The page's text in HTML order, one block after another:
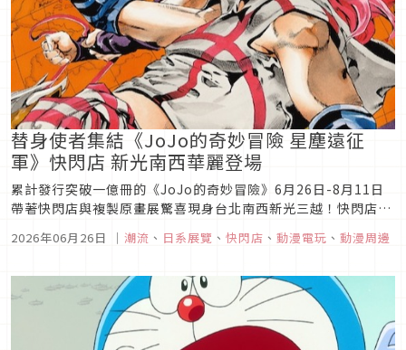
替身使者集結《JoJo的奇妙冒險 星塵遠征
軍》快閃店 新光南西華麗登場
累計發行突破一億冊的《JoJo的奇妙冒險》6月26日-8月11日
帶著快閃店與複製原畫展驚喜現身台北南西新光三越！快閃店以
大打卡點，集結空條承太郎等人氣角色的「主角立牌區」與替身
2026年06月26日 ｜ 潮流 、 日系展覽 、 快閃店 、 動漫電玩 、 動漫周邊